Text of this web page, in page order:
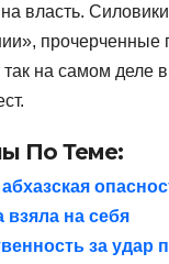
власть.
прочерченные
на самом деле
По Теме:
взяла на себя
за удар